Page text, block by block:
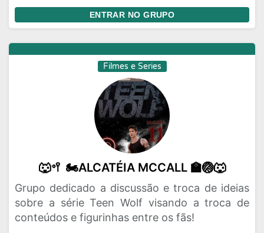
ENTRAR NO GRUPO
Filmes e Series
🐺🥍 🏍️ALCATÉIA MCCALL 🏫🏐🐺
Grupo dedicado a discussão e troca de ideias
sobre a série Teen Wolf visando a troca de
conteúdos e figurinhas entre os fãs!